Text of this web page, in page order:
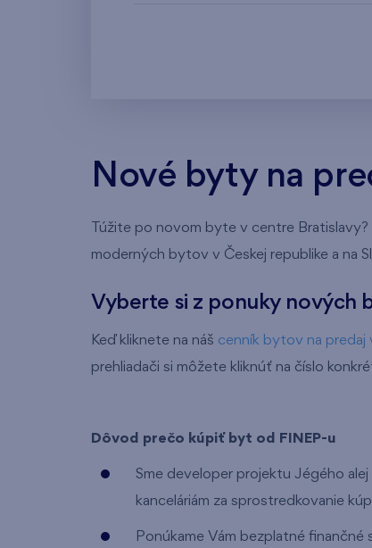
Nové byty na
Túžite po novom byte v centre
moderných bytov v Českej republike a na
Vyberte si z ponuky nových
Keď kliknete na náš cenník bytov na predaj
prehliadači si môžete kliknúť na číslo
Dôvod prečo kúpiť byt od FINEP-u
Sme developer projektu Jégého
kanceláriám za sprostredkovanie
Ponúkame Vám bezplatné